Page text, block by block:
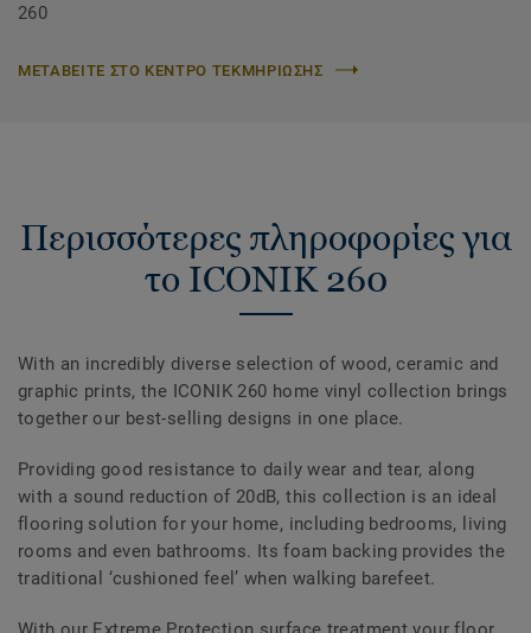
260
ΜΕΤΑΒΕΙΤΕ ΣΤΟ ΚΕΝΤΡΟ ΤΕΚΜΗΡΙΩΣΗΣ
Περισσότερες πληροφορίες για
το ICONIK 260
With an incredibly diverse selection of wood, ceramic and
graphic prints, the ICONIK 260 home vinyl collection brings
together our best-selling designs in one place.
Providing good resistance to daily wear and tear, along
with a sound reduction of 20dB, this collection is an ideal
flooring solution for your home, including bedrooms, living
rooms and even bathrooms. Its foam backing provides the
traditional ‘cushioned feel’ when walking barefeet.